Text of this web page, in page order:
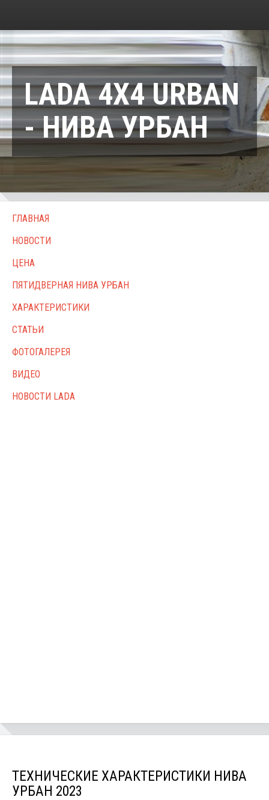
LADA 4X4 URBAN
- НИВА УРБАН
ГЛАВНАЯ
НОВОСТИ
ЦЕНА
ПЯТИДВЕРНАЯ НИВА УРБАН
ХАРАКТЕРИСТИКИ
СТАТЬИ
ФОТОГАЛЕРЕЯ
ВИДЕО
НОВОСТИ LADA
ТЕХНИЧЕСКИЕ ХАРАКТЕРИСТИКИ НИВА
УРБАН 2023